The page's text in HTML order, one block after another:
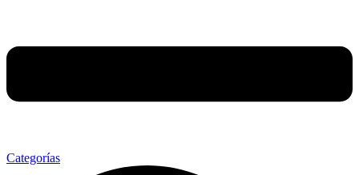
Categorías